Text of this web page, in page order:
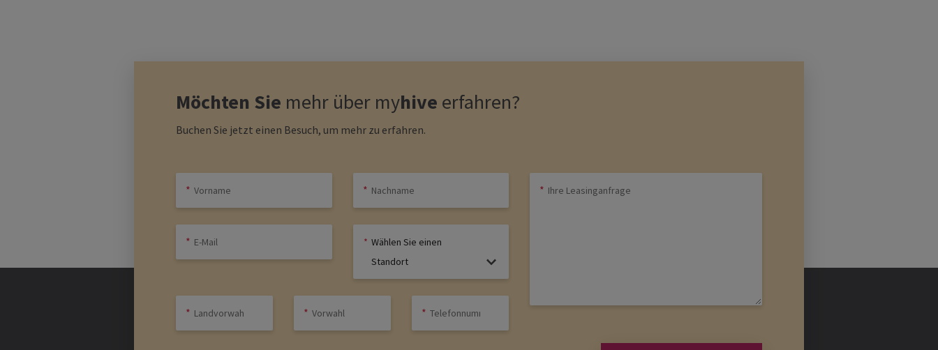
Möchten Sie mehr über myhive erfahren?
Buchen Sie jetzt einen Besuch, um mehr zu erfahren.
Wählen Sie einen
Standort